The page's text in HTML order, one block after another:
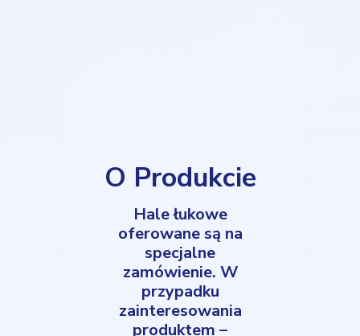
O Produkcie
Hale łukowe
oferowane są na
specjalne
zamówienie. W
przypadku
zainteresowania
produktem –